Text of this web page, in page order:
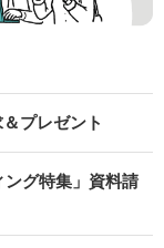
プレゼント
ング特集」資料請